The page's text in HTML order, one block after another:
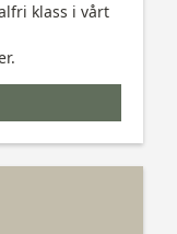
klass i vårt